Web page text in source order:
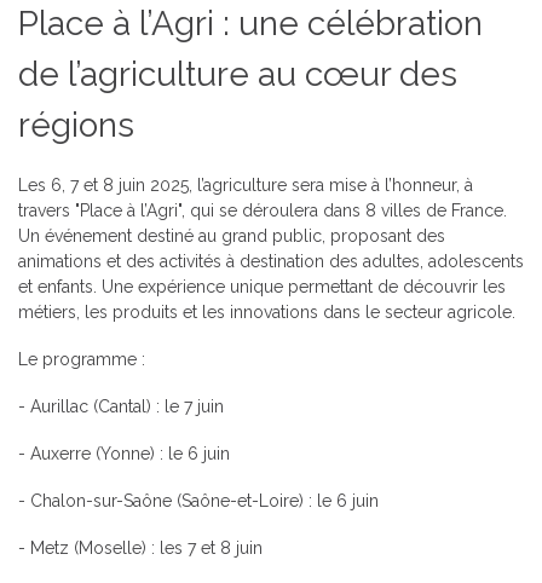
Place à l’Agri : une célébration
de l’agriculture au cœur des
régions
Les 6, 7 et 8 juin 2025, l’agriculture sera mise à l’honneur, à
travers "Place à l’Agri", qui se déroulera dans 8 villes de France.
Un événement destiné au grand public, proposant des
animations et des activités à destination des adultes, adolescents
et enfants. Une expérience unique permettant de découvrir les
métiers, les produits et les innovations dans le secteur agricole.
Le programme :
- Aurillac (Cantal) : le 7 juin
- Auxerre (Yonne) : le 6 juin
- Chalon-sur-Saône (Saône-et-Loire) : le 6 juin
- Metz (Moselle) : les 7 et 8 juin